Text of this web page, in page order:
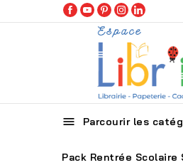
 Parcourir les
Pack Rentrée Scolaire